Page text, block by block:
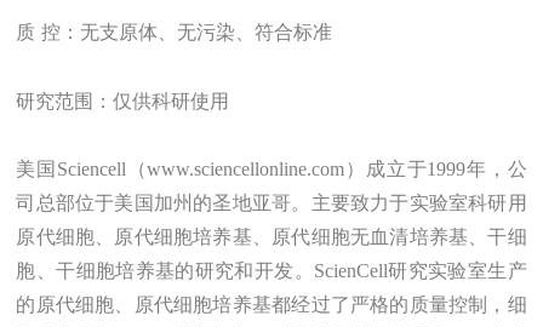
质 控：无支原体、无污染、符合标准
研究范围：仅供科研使用
美国Sciencell（www.sciencellonline.com）成立于1999年，公
司总部位于美国加州的圣地亚哥。主要致力于实验室科研用
原代细胞、原代细胞培养基、原代细胞无血清培养基、干细
胞、干细胞培养基的研究和开发。ScienCell研究实验室生产
的原代细胞、原代细胞培养基都经过了严格的质量控制，细